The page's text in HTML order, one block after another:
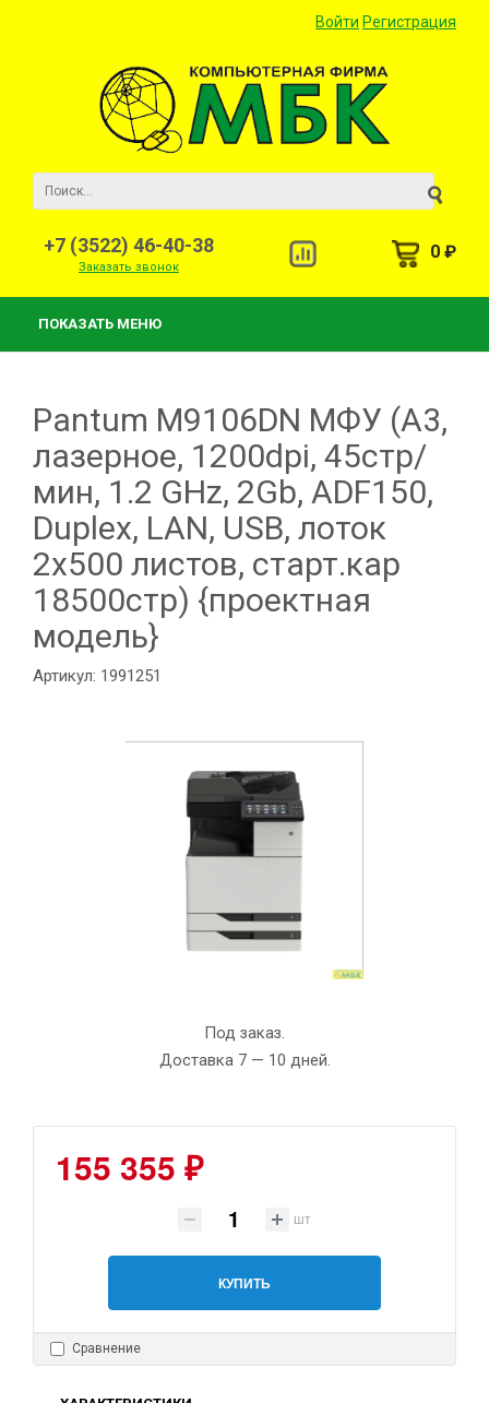
Войти Регистрация
+7 (3522) 46-40-38
Заказать звонок
0 ₽
ПОКАЗАТЬ МЕНЮ
Pantum M9106DN МФУ (A3,
лазерное, 1200dpi, 45стр/
мин, 1.2 GHz, 2Gb, ADF150,
Duplex, LAN, USB, лоток
2х500 листов, старт.кар
18500стр) {проектная
модель}
Артикул: 1991251
Под заказ.
Доставка 7 — 10 дней.
155 355 ₽
шт
КУПИТЬ
Сравнение